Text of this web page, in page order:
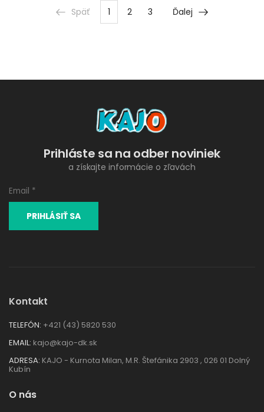
Späť 1 2 3 Ďalej
Prihláste sa na odber noviniek
a získajte informácie o zľavách
Kontakt
TELEFÓN: +421 (43) 5820 530
EMAIL: kajo@kajo-dk.sk
ADRESA: KAJO - Kurnota Milan, M.R. Štefánika 2903 , 026 01 Dolný
Kubín
O nás